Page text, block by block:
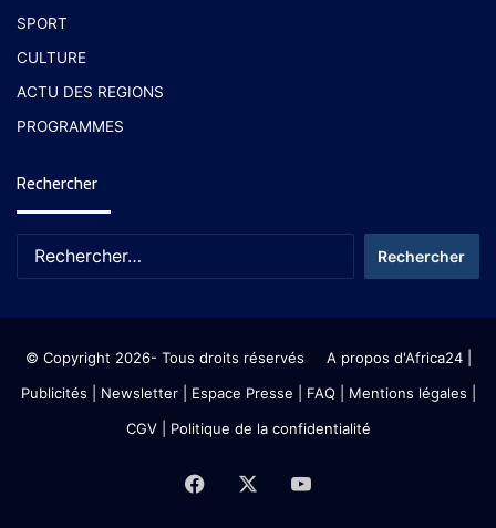
SPORT
CULTURE
ACTU DES REGIONS
PROGRAMMES
Rechercher
© Copyright 2026- Tous droits réservés A propos d'Africa24|
Publicités
Newsletter| Espace Presse | FAQ | Mentions légales
CGV| Politique de la confidentialité